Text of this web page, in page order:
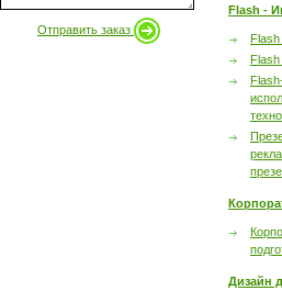
Отправить заказ
Flash -
Flash
Дизайн